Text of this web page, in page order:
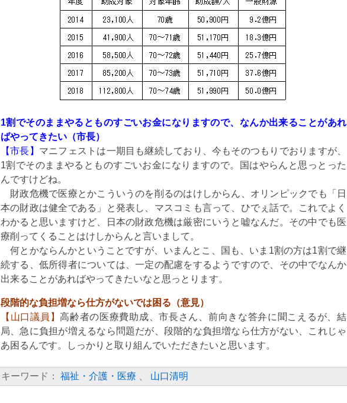
1割でそのままやるとものすごいお金になりますので、なんか出来ることがあれ
ばやってきたい（市長）
【市長】 マニフェストは一期目も継続しており、今もそのつもりでおりますが、
1割でそのままやるとものすごいお金になりますので。国はやらんと思っとった
んですけどね。
財政危機で医療とかこういうのを削るのはけしからん、オリンピックでも「日
本の財政は健全である」と発表し、マスコミも言って、ひでぇ話で。これでよく
わかると思いますけど、日本の財政危機は厳密にいうと嘘なんだ。その中でも医
療削ってくることはけしからんと言いまして。
何とかならんかということですが、いまんとこ、国も、いま1割の方は1割で継
続する、低所得者については、一定の配慮をするようですので、その中でなんか
出来ることがあればやってきたいなと思っとります。
段階的な負担増なら仕方がないでは困る（意見）
【山口議員】高齢者の医療費助成、市長さん、前向きな答弁に聞こえるが、結
局、急に負担が増えるなら問題だが、段階的な負担増なら仕方がない、これじゃ
あ困るんです。しっかりと取り組んでいただきたいと思います。
キーワード： 福祉・介護・医療 山口清明